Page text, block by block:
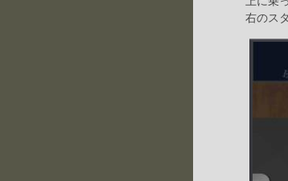
右のス